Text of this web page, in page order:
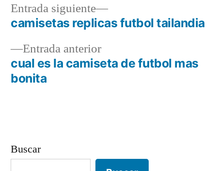
Navegación
de
entradas
Entrada anteriorEntrada
anterior:
cual es la camiseta de futbol mas
bonita
Entrada siguiente
Entrada
siguiente:
camisetas replicas futbol tailandia
Buscar